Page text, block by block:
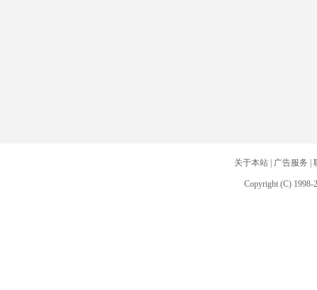
关于本站| 广告服务
Copyright (C) 1998-